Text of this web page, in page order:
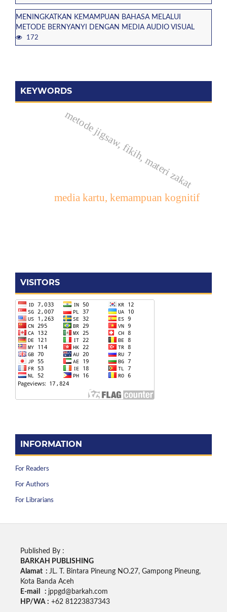
MENINGKATKAN KEMAMPUAN BAHASA MELALUI
METODE BERNYANYI DENGAN MEDIA AUDIO VISUAL
172
KEYWORDS
metode jigsaw, fikih, materi zakat
media kartu, kemampuan kognitif
VISITORS
INFORMATION
For Readers
For Authors
For Librarians
Published By :
BARKAH PUBLISHING
Alamat : JL. T. Bintara Pineung NO.27, Gampong Pineung,
Kota Banda Aceh
E-mail : jppgd@barkah.com
HP/WA : +62 81223837343